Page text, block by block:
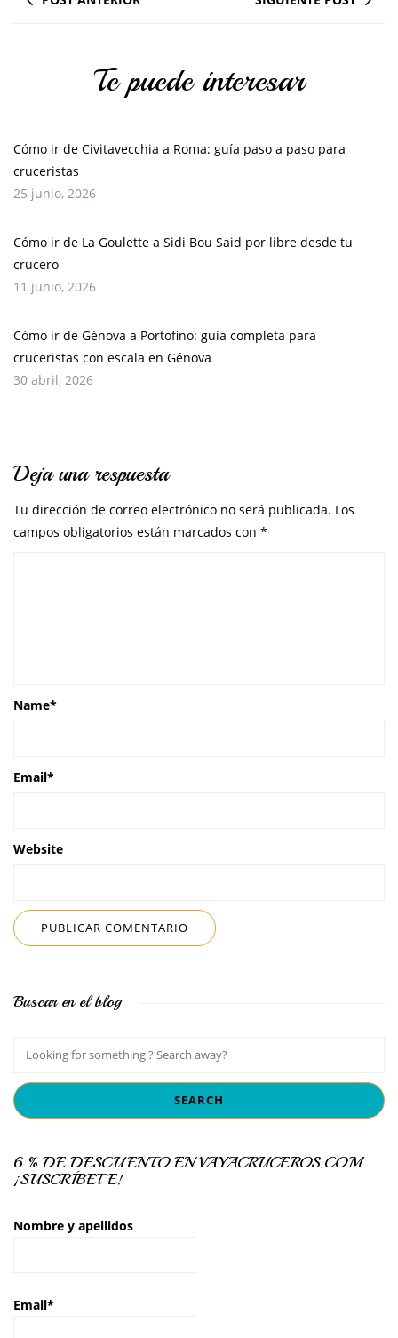
Te puede interesar
Cómo ir de Civitavecchia a Roma: guía paso a paso para
cruceristas
25 junio, 2026
Cómo ir de La Goulette a Sidi Bou Said por libre desde tu
crucero
11 junio, 2026
Cómo ir de Génova a Portofino: guía completa para
cruceristas con escala en Génova
30 abril, 2026
Deja una respuesta
Tu dirección de correo electrónico no será publicada. Los
campos obligatorios están marcados con *
Name*
Email*
Website
Buscar en el blog
6 % DE DESCUENTO EN VAYACRUCEROS.COM
¡SUSCRÍBETE!
Nombre y apellidos
Email*